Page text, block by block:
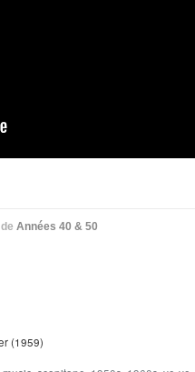
de Années 40 & 50
(1959)